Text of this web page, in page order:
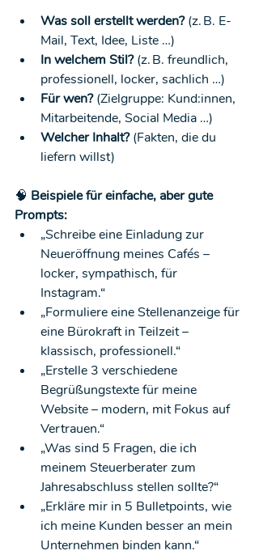
Was soll erstellt werden? (z. B. E-
Mail, Text, Idee, Liste …)
In welchem Stil? (z. B. freundlich,
professionell, locker, sachlich …)
Für wen? (Zielgruppe: Kund:innen,
Mitarbeitende, Social Media …)
Welcher Inhalt? (Fakten, die du
liefern willst)
🧠 Beispiele für einfache, aber gute
Prompts:
„Schreibe eine Einladung zur
Neueröffnung meines Cafés –
locker, sympathisch, für
Instagram.“
„Formuliere eine Stellenanzeige für
eine Bürokraft in Teilzeit –
klassisch, professionell.“
„Erstelle 3 verschiedene
Begrüßungstexte für meine
Website – modern, mit Fokus auf
Vertrauen.“
„Was sind 5 Fragen, die ich
meinem Steuerberater zum
Jahresabschluss stellen sollte?“
„Erkläre mir in 5 Bulletpoints, wie
ich meine Kunden besser an mein
Unternehmen binden kann.“